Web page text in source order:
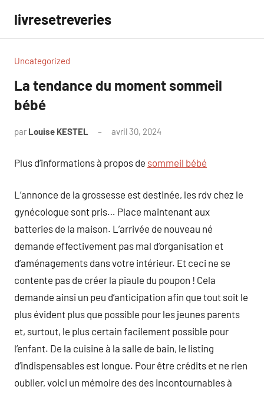
contenu
livresetreveries
Uncategorized
La tendance du moment sommeil
bébé
par Louise KESTEL avril 30, 2024
Plus d’informations à propos de sommeil bébé
L’annonce de la grossesse est destinée, les rdv chez le
gynécologue sont pris… Place maintenant aux
batteries de la maison. L’arrivée de nouveau né
demande effectivement pas mal d’organisation et
d’aménagements dans votre intérieur. Et ceci ne se
contente pas de créer la piaule du poupon ! Cela
demande ainsi un peu d’anticipation afin que tout soit le
plus évident plus que possible pour les jeunes parents
et, surtout, le plus certain facilement possible pour
l’enfant. De la cuisine à la salle de bain, le listing
d’indispensables est longue. Pour être crédits et ne rien
oublier, voici un mémoire des des incontournables à